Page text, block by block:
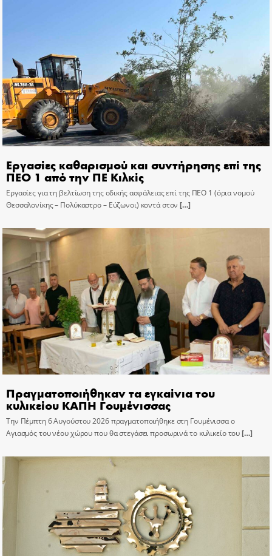
Εργασίες καθαρισμού και συντήρησης επί της
ΠΕΟ 1 από την ΠΕ Κιλκίς
Εργασίες για τη βελτίωση της οδικής ασφάλειας επί της ΠΕΟ 1 (όρια νομού
Θεσσαλονίκης – Πολύκαστρο – Εύζωνοι) κοντά στον […]
Πραγματοποιήθηκαν τα εγκαίνια του
κυλικείου ΚΑΠΗ Γουμένισσας
Την Πέμπτη 6 Αυγούστου 2026 πραγματοποιήθηκε στη Γουμένισσα ο
Αγιασμός του νέου χώρου που θα στεγάσει προσωρινά το κυλικείο του[…]